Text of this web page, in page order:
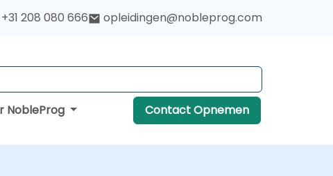
+31 208 080 666 opleidingen@nobleprog.com
NobleProg Contact Opnemen